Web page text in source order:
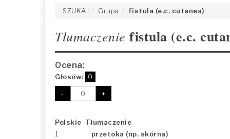
SZUKAJ Grupa fistula (e.c. cutanea)
Tłumaczenie fistula (e.c.
Ocena:
Głosów: 0
- +
Polskie Tłumaczenie
1
przetoka (np. skórna)